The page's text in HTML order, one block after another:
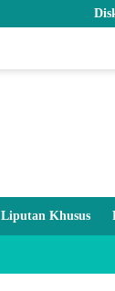
Liputan Khusus